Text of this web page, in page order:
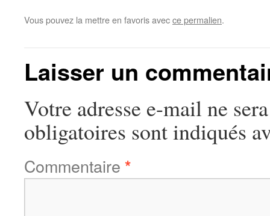
Vous pouvez la mettre en favoris avecce permalien.
Laisser un
Votre adresse e-mail ne
obligatoires sont indiqués
Commentaire *